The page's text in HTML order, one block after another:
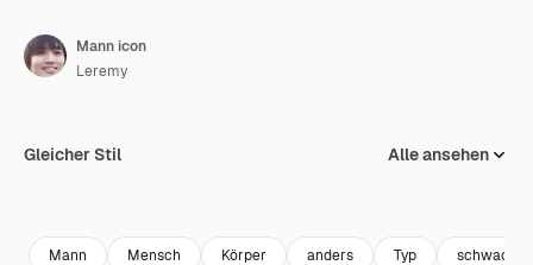
Mann icon
Leremy
Gleicher Stil Alle ansehen
Mann Mensch Körper anders Typ schwach